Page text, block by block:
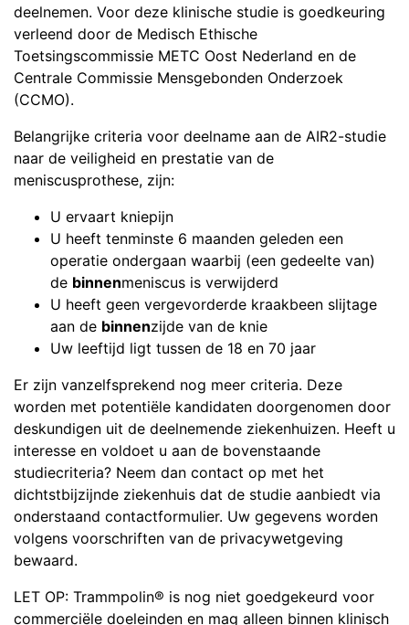
deelnemen. Voor deze klinische studie is goedkeuring
verleend door de Medisch Ethische
Toetsingscommissie METC Oost Nederland en de
Centrale Commissie Mensgebonden Onderzoek
(CCMO).
Belangrijke criteria voor deelname aan de AIR2-studie
naar de veiligheid en prestatie van de
meniscusprothese, zijn:
U ervaart kniepijn
U heeft tenminste 6 maanden geleden een
operatie ondergaan waarbij (een gedeelte van)
de binnenmeniscus is verwijderd
U heeft geen vergevorderde kraakbeen slijtage
aan de binnenzijde van de knie
Uw leeftijd ligt tussen de 18 en 70 jaar
Er zijn vanzelfsprekend nog meer criteria. Deze
worden met potentiële kandidaten doorgenomen door
deskundigen uit de deelnemende ziekenhuizen. Heeft u
interesse en voldoet u aan de bovenstaande
studiecriteria? Neem dan contact op met het
dichtstbijzijnde ziekenhuis dat de studie aanbiedt via
onderstaand contactformulier. Uw gegevens worden
volgens voorschriften van de privacywetgeving
bewaard.
LET OP: Trammpolin® is nog niet goedgekeurd voor
commerciële doeleinden en mag alleen binnen klinisch